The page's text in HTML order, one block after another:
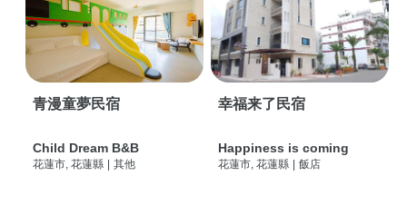
青漫童夢民宿
Child Dream B&B
花蓮市, 花蓮縣 其他
幸福来了民宿
Happiness is coming
花蓮市, 花蓮縣 飯店